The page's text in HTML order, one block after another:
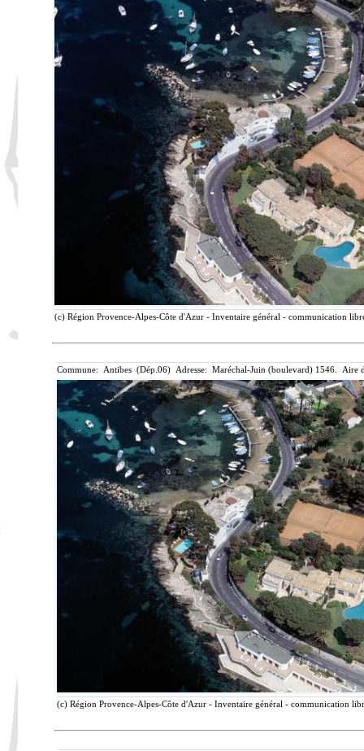
(c) Région Provence-Alpes-Côte d'Azur - Inventaire général - communication
Commune: Antibes (Dép.06) Adresse: Maréchal-Juin (boulevard) 1546. Aire
(c) Région Provence-Alpes-Côte d'Azur - Inventaire général - communication